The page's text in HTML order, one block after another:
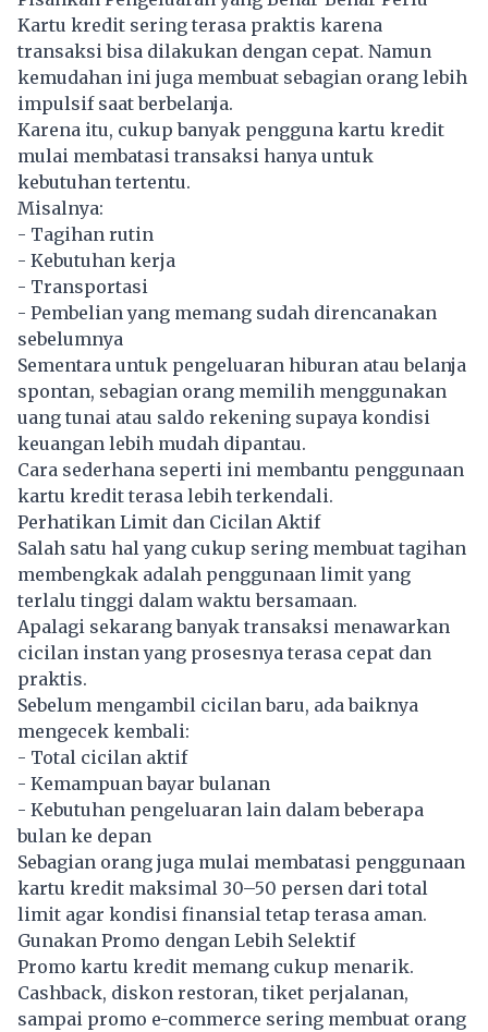
Kartu kredit sering terasa praktis karena
transaksi bisa dilakukan dengan cepat. Namun
kemudahan ini juga membuat sebagian orang lebih
impulsif saat berbelanja.
Karena itu, cukup banyak pengguna kartu kredit
mulai membatasi transaksi hanya untuk
kebutuhan tertentu.
Misalnya:
- Tagihan rutin
- Kebutuhan kerja
- Transportasi
- Pembelian yang memang sudah direncanakan
sebelumnya
Sementara untuk pengeluaran hiburan atau belanja
spontan, sebagian orang memilih menggunakan
uang tunai atau saldo rekening supaya kondisi
keuangan lebih mudah dipantau.
Cara sederhana seperti ini membantu penggunaan
kartu kredit terasa lebih terkendali.
Perhatikan Limit dan Cicilan Aktif
Salah satu hal yang cukup sering membuat tagihan
membengkak adalah penggunaan limit yang
terlalu tinggi dalam waktu bersamaan.
Apalagi sekarang banyak transaksi menawarkan
cicilan instan yang prosesnya terasa cepat dan
praktis.
Sebelum mengambil cicilan baru, ada baiknya
mengecek kembali:
- Total cicilan aktif
- Kemampuan bayar bulanan
- Kebutuhan pengeluaran lain dalam beberapa
bulan ke depan
Sebagian orang juga mulai membatasi penggunaan
kartu kredit maksimal 30–50 persen dari total
limit agar kondisi finansial tetap terasa aman.
Gunakan Promo dengan Lebih Selektif
Promo kartu kredit memang cukup menarik.
Cashback, diskon restoran, tiket perjalanan,
sampai promo e-commerce sering membuat orang